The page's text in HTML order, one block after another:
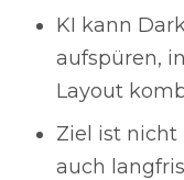
KI kann
aufspüren,
Layout
Ziel ist nicht
auch